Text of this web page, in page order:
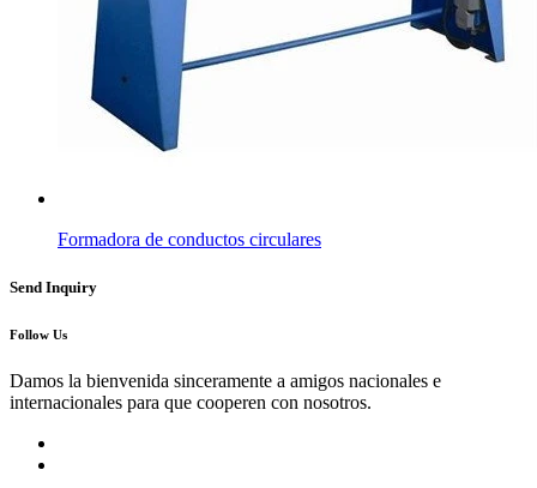
Formadora de conductos circulares
Send Inquiry
Follow Us
Damos la bienvenida sinceramente a amigos nacionales e
internacionales para que cooperen con nosotros.